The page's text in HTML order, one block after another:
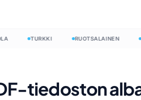
TURKKI RUOTSALAINEN
tiedoston